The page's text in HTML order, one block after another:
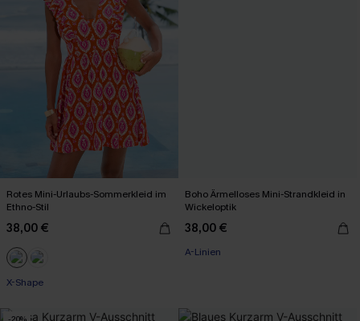
Rotes Mini-Urlaubs-Sommerkleid im
Ethno-Stil
38,00 €
X-Shape
Boho Ärmelloses Mini-Strandkleid in
Wickeloptik
38,00 €
A-Linien
-20%